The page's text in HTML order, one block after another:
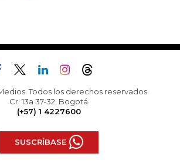
Todos los derechos reservados.
Cr. 13a 37-32, Bogotá
(+57) 1 4227600
SUSCRÍBASE